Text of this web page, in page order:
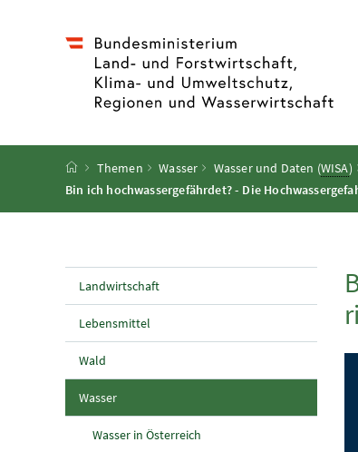
Startseite
Themen Wasser Wasser und Daten (WISA)
Bin ich hochwassergefährdet? - Die
Landwirtschaft
Lebensmittel
Wald
Wasser(aktuelle Seite)
Wasser in Österreich